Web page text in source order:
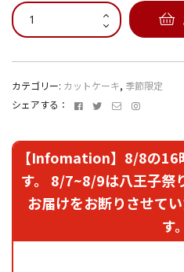
は
つ
い
個
カテゴリー: カットケーキ, 季節限定
シェアする：
FacebookTwitter
メ
ド
レ
Instagram
【Infomation】8/8の16
す。 8/7~8/9は八王子祭
お届けをお断りさせて
す。